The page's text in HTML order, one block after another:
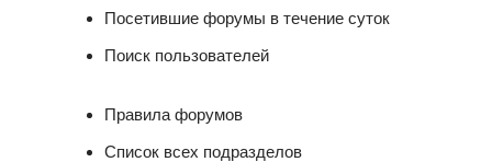
Посетившие форумы в течение суток
Поиск пользователей
Правила форумов
Список всех подразделов